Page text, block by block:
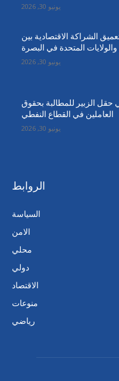
يونيو 30, 2026
الشراكة الاقتصادية بين
والولايات المتحدة في البصرة
يونيو 30, 2026
حقل الزبير للمطالبة بحقوق
العاملين في القطاع النفطي
يونيو 30, 2026
الروابط
السياسة
الامن
محلي
دولي
الاقتصاد
منوعات
رياضي